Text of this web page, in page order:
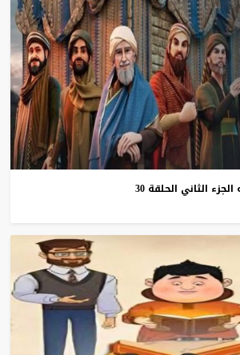
الجزء الثاني الحلقة 30